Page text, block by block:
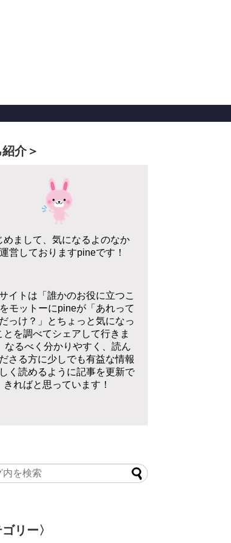
介＞
めまして、気になるよのなか
営しておりますpineです！
イトは「誰かのお役に立つこ
モットーにpineが「あれって
っけ？」とちょっと気になっ
とを調べてシェアして行きま
なるべく分かりやすく、読ん
さる方に少しでも有益な情報
く読めるように記事を更新で
きればと思っています！
ゴリー〉